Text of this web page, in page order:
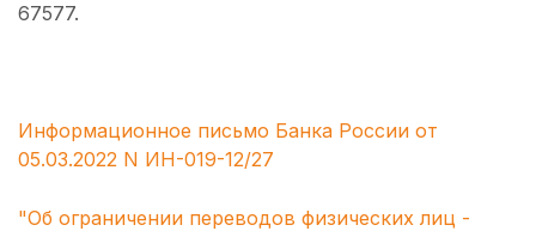
67577.
Информационное письмо Банка России от
05.03.2022 N ИН-019-12/27
"Об ограничении переводов физических лиц -